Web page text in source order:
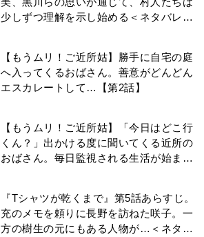
少しずつ理解を示し始める＜ネタバレあ
【もうムリ！ご近所姑】勝手に自宅の庭
へ入ってくるおばさん。善意がどんどん
エスカレートして…【第2話】
【もうムリ！ご近所姑】「今日はどこ行
くん？」出かける度に聞いてくる近所の
おばさん。毎日監視される生活が始ま
『Tシャツが乾くまで』第5話あらすじ。
充のメモを頼りに長野を訪ねた咲子。一
方の樹生の元にもある人物が…＜ネタバ